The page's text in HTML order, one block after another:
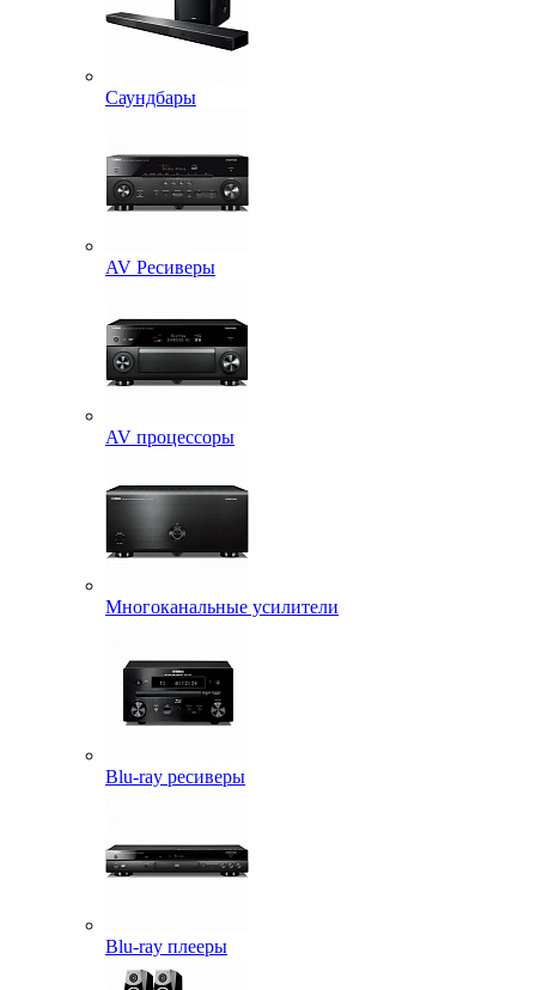
Саундбары
AV Ресиверы
AV процессоры
Многоканальные усилители
Blu-ray ресиверы
Blu-ray плееры